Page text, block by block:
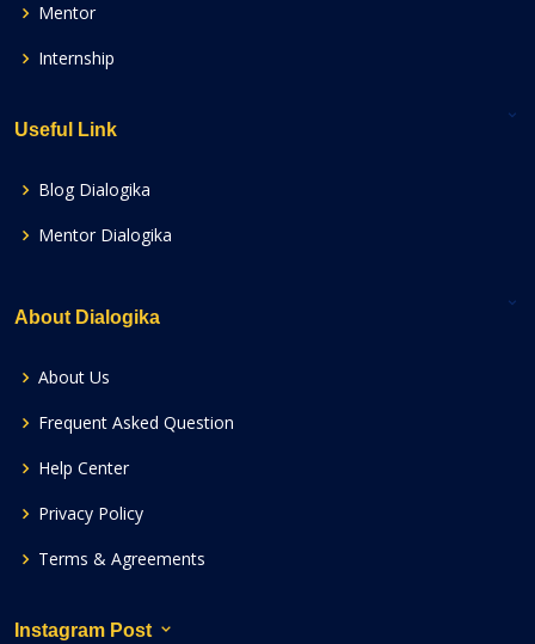
Mentor
Internship
Useful Link
Blog Dialogika
Mentor Dialogika
About Dialogika
About Us
Frequent Asked Question
Help Center
Privacy Policy
Terms & Agreements
Instagram Post